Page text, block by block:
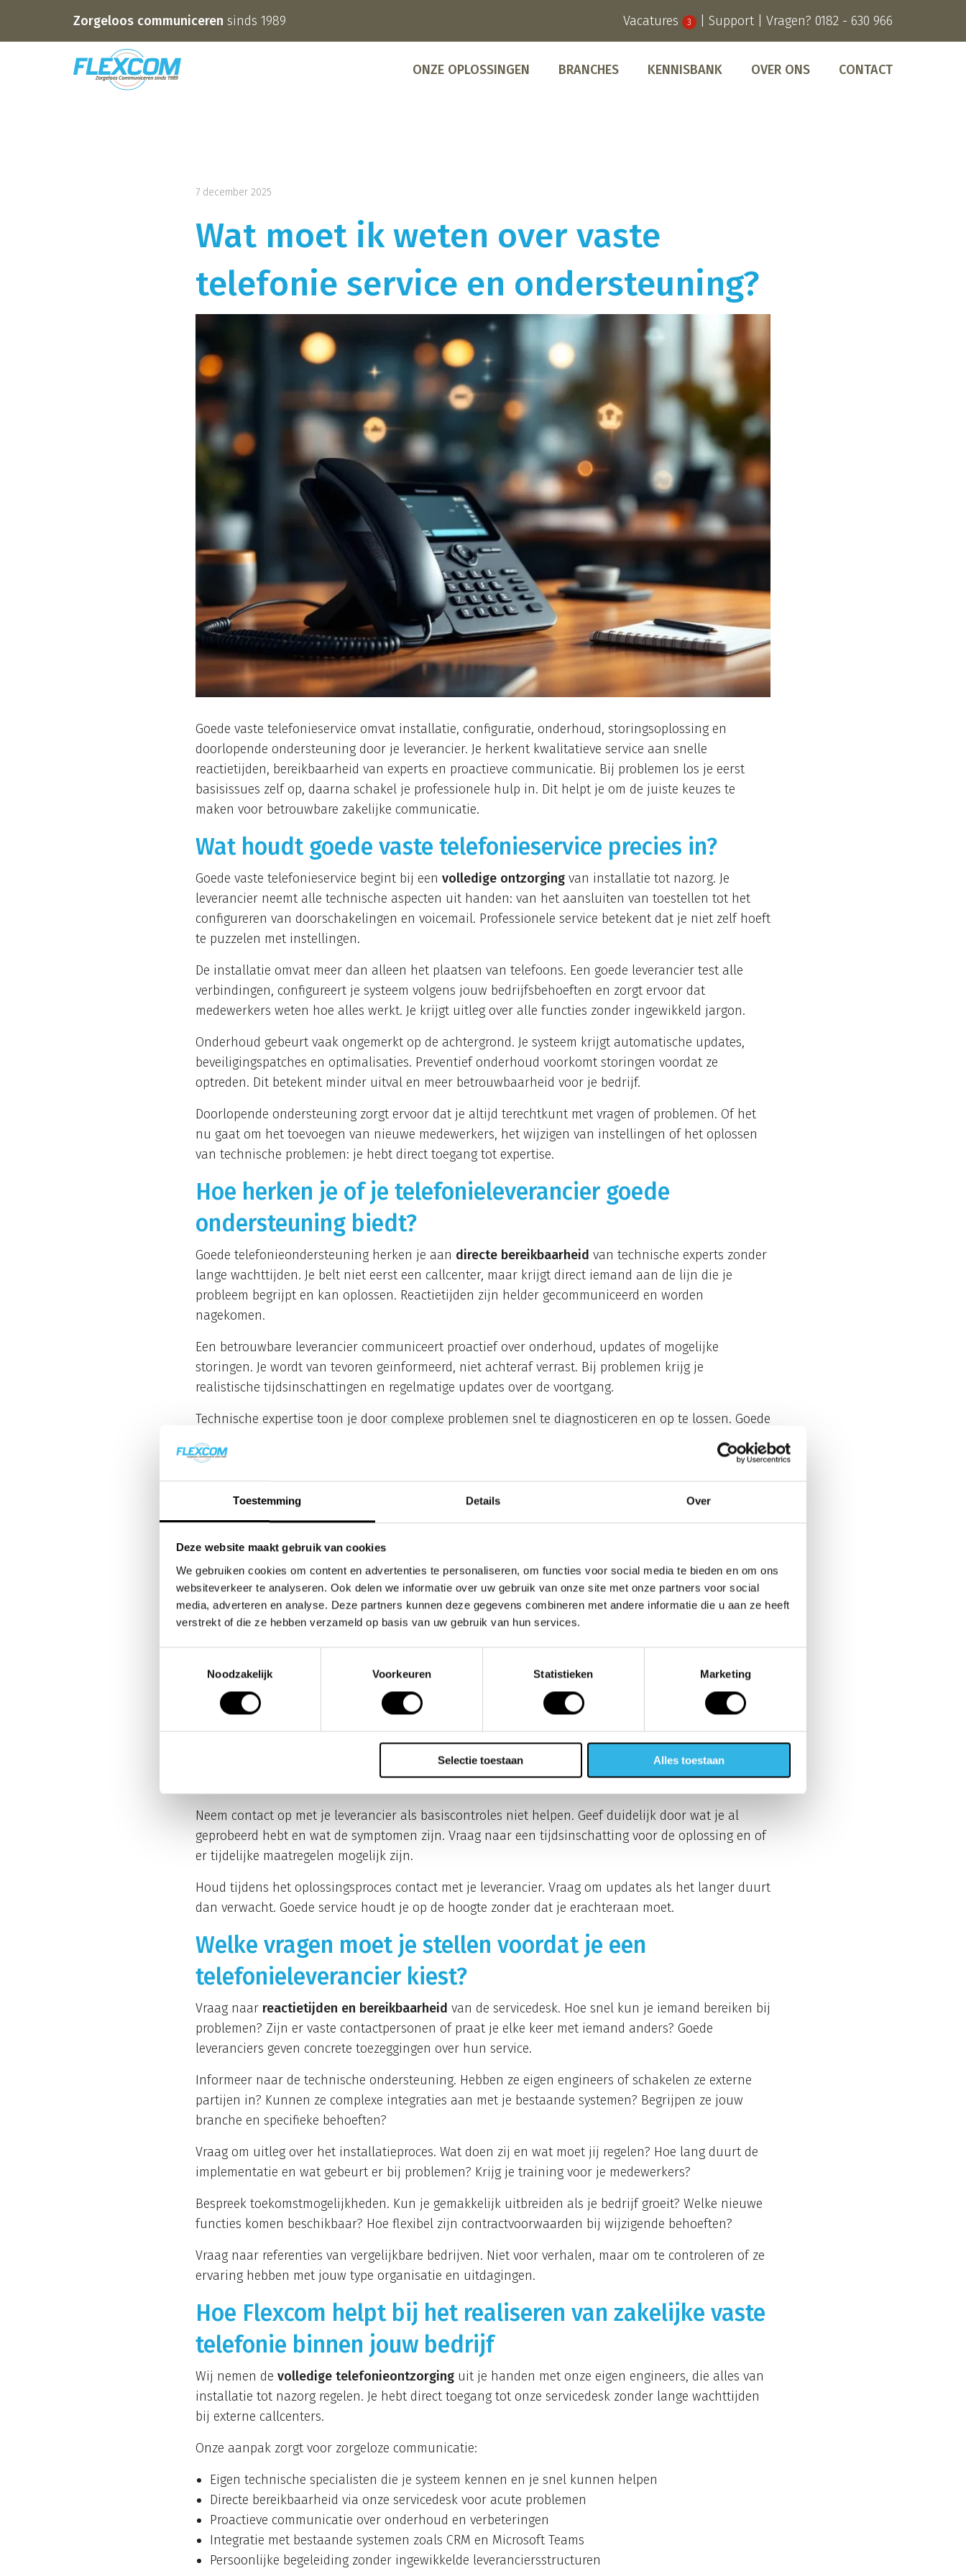
Toestemming Details Over
Deze website maakt gebruik van cookies
We gebruiken cookies om content en advertenties te personaliseren, om functies voor social media te bieden en om ons
websiteverkeer te analyseren. Ook delen we informatie over uw gebruik van onze site met onze partners voor social
media, adverteren en analyse. Deze partners kunnen deze gegevens combineren met andere informatie die u aan ze heeft
verstrekt of die ze hebben verzameld op basis van uw gebruik van hun services.
Noodzakelijk
Voorkeuren Statistieken Marketing
Selectie toestaan Alles toestaan
Zorgeloos communiceren sinds 1989 Vacatures 3 Support | Vragen? 0182 - 630 966
ONZE OPLOSSINGEN BRANCHES KENNISBANK OVER ONS CONTACT
7 december 2025
Wat moet ik weten over vaste
telefonie service en ondersteuning?
Goede vaste telefonieservice omvat installatie, configuratie, onderhoud, storingsoplossing en
doorlopende ondersteuning door je leverancier. Je herkent kwalitatieve service aan snelle
reactietijden, bereikbaarheid van experts en proactieve communicatie. Bij problemen los je eerst
basisissues zelf op, daarna schakel je professionele hulp in. Dit helpt je om de juiste keuzes te
maken voor betrouwbare zakelijke communicatie.
Wat houdt goede vaste telefonieservice precies in?
Goede vaste telefonieservice begint bij een volledige ontzorging van installatie tot nazorg. Je
leverancier neemt alle technische aspecten uit handen: van het aansluiten van toestellen tot het
configureren van doorschakelingen en voicemail. Professionele service betekent dat je niet zelf hoeft
te puzzelen met instellingen.
De installatie omvat meer dan alleen het plaatsen van telefoons. Een goede leverancier test alle
verbindingen, configureert je systeem volgens jouw bedrijfsbehoeften en zorgt ervoor dat
medewerkers weten hoe alles werkt. Je krijgt uitleg over alle functies zonder ingewikkeld jargon.
Onderhoud gebeurt vaak ongemerkt op de achtergrond. Je systeem krijgt automatische updates,
beveiligingspatches en optimalisaties. Preventief onderhoud voorkomt storingen voordat ze
optreden. Dit betekent minder uitval en meer betrouwbaarheid voor je bedrijf.
Doorlopende ondersteuning zorgt ervoor dat je altijd terechtkunt met vragen of problemen. Of het
nu gaat om het toevoegen van nieuwe medewerkers, het wijzigen van instellingen of het oplossen
van technische problemen: je hebt direct toegang tot expertise.
Hoe herken je of je telefonieleverancier goede
ondersteuning biedt?
Goede telefonieondersteuning herken je aan directe bereikbaarheid van technische experts zonder
lange wachttijden. Je belt niet eerst een callcenter, maar krijgt direct iemand aan de lijn die je
probleem begrijpt en kan oplossen. Reactietijden zijn helder gecommuniceerd en worden
nagekomen.
Een betrouwbare leverancier communiceert proactief over onderhoud, updates of mogelijke
storingen. Je wordt van tevoren geïnformeerd, niet achteraf verrast. Bij problemen krijg je
realistische tijdsinschattingen en regelmatige updates over de voortgang.
Technische expertise toon je door complexe problemen snel te diagnosticeren en op te lossen. Goede
ondersteuning betekent dat technici begrijpen hoe jouw systeem werkt en wat de impact is op je
bedrijfsvoering. Ze denken mee in oplossingen, niet alleen in reparaties.
toevoegen of aanpassen? Wordt er meegedacht over verbeteringen? Goede service past zich aan
Wat doe je als je vaste telefonie niet goed werkt?
Begin metbasiscontrolesvoordat je hulp inschakelt. Controleer of alle kabels goed aangesloten
zijn, of je toestel stroom heeft en of andere telefoons in je pand wel werken. Vaak zijn dit simpele
Test verschillende functies systematisch. Kun je wel bellen maar niet gebeld worden? Werkt de
voicemail nog? Zijn doorschakelingen actief? Deze informatie helpt je leverancier sneller de
oorzaak te vinden.
Documenteer wanneer het probleem begon en wat er precies misgaat. Gebeurt het altijd of alleen
op bepaalde momenten? Bij welke handelingen treedt het op? Hoe meer details je kunt geven, hoe
Neem contact op met je leverancier als basiscontroles niet helpen. Geef duidelijk door wat je al
geprobeerd hebt en wat de symptomen zijn. Vraag naar een tijdsinschatting voor de oplossing en of
er tijdelijke maatregelen mogelijk zijn.
Houd tijdens het oplossingsproces contact met je leverancier. Vraag om updates als het langer duurt
dan verwacht. Goede service houdt je op de hoogte zonder dat je erachteraan moet.
Welke vragen moet je stellen voordat je een
telefonieleverancier kiest?
Vraag naar reactietijden en bereikbaarheid van de servicedesk. Hoe snel kun je iemand bereiken bij
problemen? Zijn er vaste contactpersonen of praat je elke keer met iemand anders? Goede
leveranciers geven concrete toezeggingen over hun service.
Informeer naar de technische ondersteuning. Hebben ze eigen engineers of schakelen ze externe
partijen in? Kunnen ze complexe integraties aan met je bestaande systemen? Begrijpen ze jouw
branche en specifieke behoeften?
Vraag om uitleg over het installatieproces. Wat doen zij en wat moet jij regelen? Hoe lang duurt de
implementatie en wat gebeurt er bij problemen? Krijg je training voor je medewerkers?
Bespreek toekomstmogelijkheden. Kun je gemakkelijk uitbreiden als je bedrijf groeit? Welke nieuwe
functies komen beschikbaar? Hoe flexibel zijn contractvoorwaarden bij wijzigende behoeften?
Vraag naar referenties van vergelijkbare bedrijven. Niet voor verhalen, maar om te controleren of ze
ervaring hebben met jouw type organisatie en uitdagingen.
Hoe Flexcom helpt bij het realiseren van zakelijke vaste
telefonie binnen jouw bedrijf
Wij nemen de volledige telefonieontzorging uit je handen met onze eigen engineers, die alles van
installatie tot nazorg regelen. Je hebt direct toegang tot onze servicedesk zonder lange wachttijden
bij externe callcenters.
Onze aanpak zorgt voor zorgeloze communicatie:
Eigen technische specialisten die je systeem kennen en je snel kunnen helpen
Directe bereikbaarheid via onze servicedesk voor acute problemen
Proactieve communicatie over onderhoud en verbeteringen
Integratie met bestaande systemen zoals CRM en Microsoft Teams
Persoonlijke begeleiding zonder ingewikkelde leveranciersstructuren